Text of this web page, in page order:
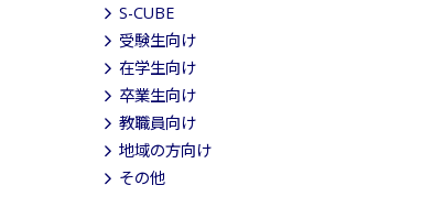
S-CUBE
受験生向け
在学生向け
卒業生向け
教職員向け
地域の方向け
その他